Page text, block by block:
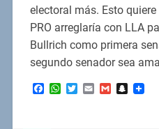
electoral más. Esto
PRO arreglaría con LLA
Bullrich como primera
segundo senador sea
Facebook
WhatsApp
Twitter
EmailGmail